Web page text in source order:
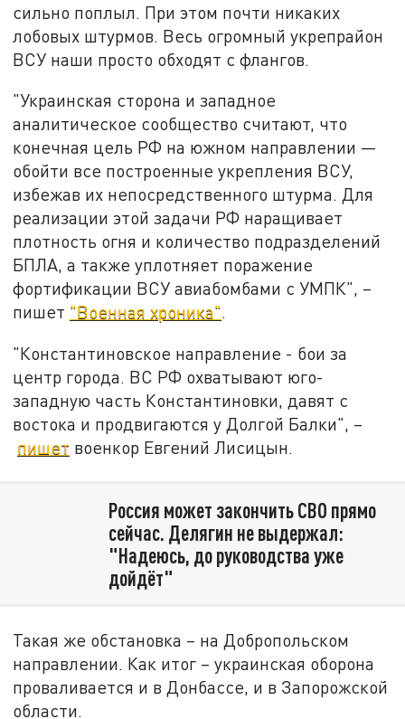
сильно поплыл. При этом почти никаких
лобовых штурмов. Весь огромный укрепрайон
ВСУ наши просто обходят с флангов.
"Украинская сторона и западное
аналитическое сообщество считают, что
конечная цель РФ на южном направлении —
обойти все построенные укрепления ВСУ,
избежав их непосредственного штурма. Для
реализации этой задачи РФ наращивает
плотность огня и количество подразделений
БПЛА, а также уплотняет поражение
фортификации ВСУ авиабомбами с УМПК", –
пишет "Военная хроника".
"Константиновское направление - бои за
центр города. ВС РФ охватывают юго-
западную часть Константиновки, давят с
востока и продвигаются у Долгой Балки", –
пишет военкор Евгений Лисицын.
Россия может закончить СВО прямо
сейчас. Делягин не выдержал:
"Надеюсь, до руководства уже
дойдёт"
Такая же обстановка – на Добропольском
направлении. Как итог – украинская оборона
проваливается и в Донбассе, и в Запорожской
области.